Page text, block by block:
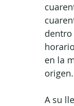
en la
origen.
A su